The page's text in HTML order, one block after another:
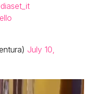
July 10,